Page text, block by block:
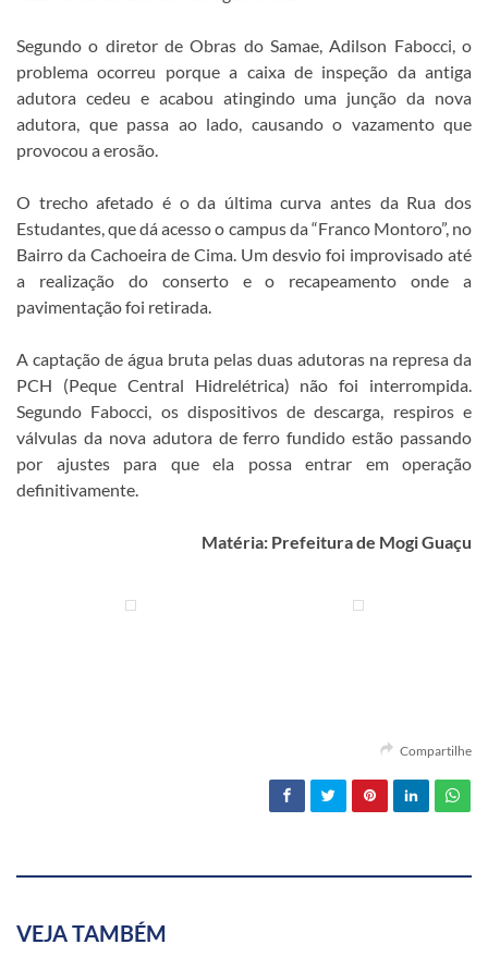
Segundo o diretor de Obras do Samae, Adilson Fabocci, o
problema ocorreu porque a caixa de inspeção da antiga
adutora cedeu e acabou atingindo uma junção da nova
adutora, que passa ao lado, causando o vazamento que
provocou a erosão.
O trecho afetado é o da última curva antes da Rua dos
Estudantes, que dá acesso o campus da “Franco Montoro”, no
Bairro da Cachoeira de Cima. Um desvio foi improvisado até
a realização do conserto e o recapeamento onde a
pavimentação foi retirada.
A captação de água bruta pelas duas adutoras na represa da
PCH (Peque Central Hidrelétrica) não foi interrompida.
Segundo Fabocci, os dispositivos de descarga, respiros e
válvulas da nova adutora de ferro fundido estão passando
por ajustes para que ela possa entrar em operação
definitivamente.
Matéria: Prefeitura de Mogi Guaçu
Compartilhe
VEJA TAMBÉM